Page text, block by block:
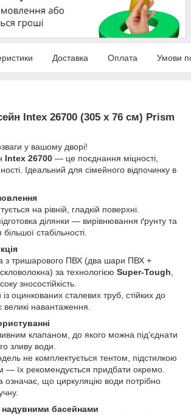
Доставка Оплата Умови
Intex 26700 (305 x 76 см) Prism
у вашому дворі!
Intex 26700 — це поєднання міцності,
Ідеальний для сімейного відпочинку в
на рівній, гладкій поверхні.
ділянки — вирівнювання ґрунту та
стабільності.
з тришарового ПВХ (два шари ПВХ +
за технологією Super-Tough
зносостійкість.
оцинкованих сталевих труб, стійких до
великі навантаження.
клапаном, до якого можна під'єднати
зливу води.
не комплектується тентом, підстилкою
— їх рекомендується придбати окремо.
означає, що циркуляцію води потрібно
надувними басейнами